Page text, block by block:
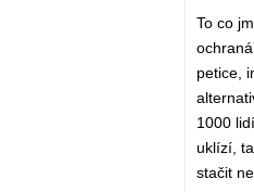
To co
petice,
1000
uklízí,
stačit